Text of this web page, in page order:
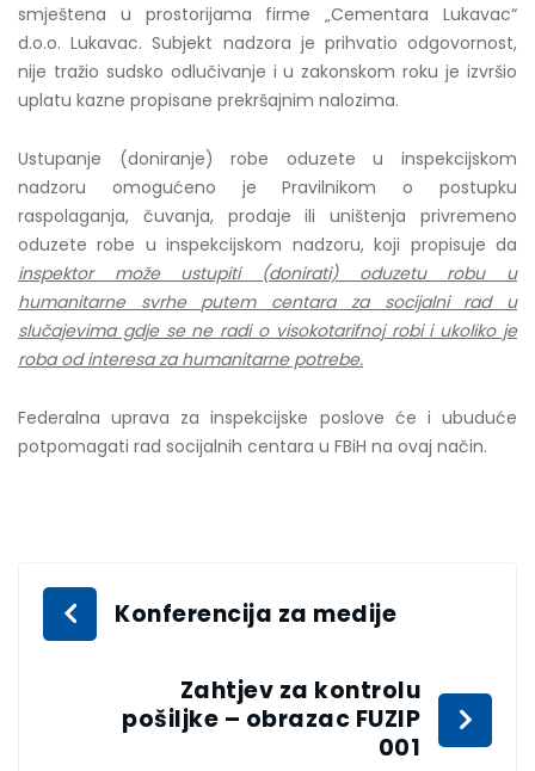
smještena u prostorijama firme „Cementara Lukavac“
d.o.o. Lukavac. Subjekt nadzora je prihvatio odgovornost,
nije tražio sudsko odlučivanje i u zakonskom roku je izvršio
uplatu kazne propisane prekršajnim nalozima.
Ustupanje (doniranje) robe oduzete u inspekcijskom
nadzoru omogućeno je Pravilnikom o postupku
raspolaganja, čuvanja, prodaje ili uništenja privremeno
oduzete robe u inspekcijskom nadzoru, koji propisuje da
inspektor može ustupiti (donirati) oduzetu robu u
humanitarne svrhe putem centara za socijalni rad u
slučajevima gdje se ne radi o visokotarifnoj robi i ukoliko je
roba od interesa za humanitarne potrebe.
Federalna uprava za inspekcijske poslove će i ubuduće
potpomagati rad socijalnih centara u FBiH na ovaj način.
Konferencija za medije
Zahtjev za kontrolu
pošiljke – obrazac FUZIP
001